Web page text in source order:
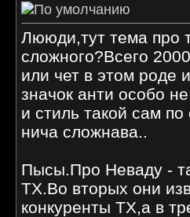
Лююди,тут тема про
сложного?Всего
или чет в этом роде
значок анти особо
и стиль такой сам по
нича сложнава..
Пысы.Про Неваду -
ТХ.Во вторых они
конкуренты ТХ,а в